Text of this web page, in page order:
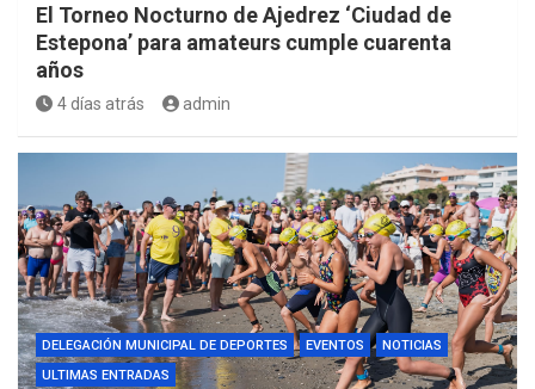
El Torneo Nocturno de Ajedrez ‘Ciudad de
Estepona’ para amateurs cumple cuarenta
años
4 días atrás admin
DELEGACIÓN MUNICIPAL DE DEPORTES EVENTOS
NOTICIAS
ULTIMAS ENTRADAS